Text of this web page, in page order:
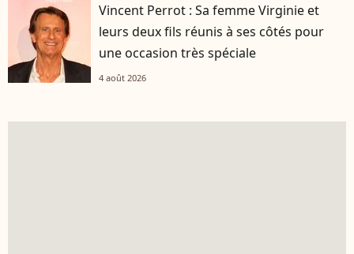
Vincent Perrot : Sa femme Virginie et
leurs deux fils réunis à ses côtés pour
une occasion très spéciale
4 août 2026